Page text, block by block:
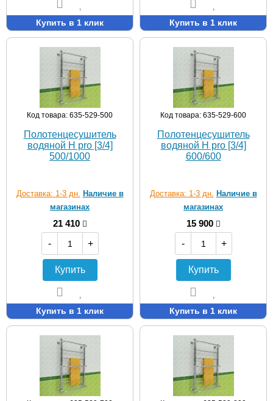
Купить в 1 клик Купить в 1 клик
Код товара: 635-529-500
Полотенцесушитель
водяной H pro [3/4]
500/1000
Доставка: 1-3 дн. Наличие в
магазинах
21 410
-
+
Купить
Купить в 1 клик
Код товара: 635-529-600
Полотенцесушитель
водяной H pro [3/4]
600/600
Доставка: 1-3 дн. Наличие в
магазинах
15 900
-
+
Купить
Купить в 1 клик